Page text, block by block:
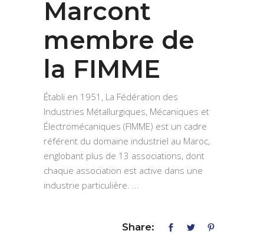
Marcont
membre de
la FIMME
Établi en 1951, La Fédération des
Industries Métallurgiques, Mécaniques et
Électromécaniques (FIMME) est un cadre
référent du domaine industriel au Maroc,
englobant plus de 13 associations, dont
chaque association est active dans une
industrie particulière.
Share: